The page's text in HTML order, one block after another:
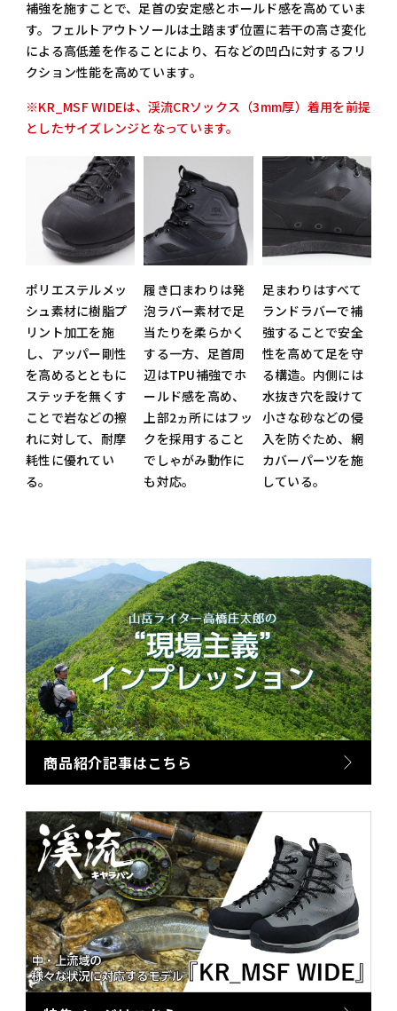
補強を施すことで、足首の安定感とホールド感を高めていま
す。フェルトアウトソールは土踏まず位置に若干の高さ変化
による高低差を作ることにより、石などの凹凸に対するフリ
クション性能を高めています。
※KR_MSF WIDEは、渓流CRソックス（3mm厚）着用を前提
としたサイズレンジとなっています。
ポリエステルメッ
シュ素材に樹脂プ
リント加工を施
し、アッパー剛性
を高めるとともに
ステッチを無くす
ことで岩などの擦
れに対して、耐摩
耗性に優れてい
る。
履き口まわりは発
泡ラバー素材で足
当たりを柔らかく
する一方、足首周
辺はTPU補強でホ
ールド感を高め、
上部2ヵ所にはフッ
クを採用すること
でしゃがみ動作に
も対応。
足まわりはすべて
ランドラバーで補
強することで安全
性を高めて足を守
る構造。内側には
水抜き穴を設けて
小さな砂などの侵
入を防ぐため、網
カバーパーツを施
している。
商品紹介記事はこちら